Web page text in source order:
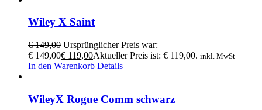
Wiley X Saint
€149,00 Ursprünglicher Preis war:
€ 149,00€ 119,00Aktueller Preis ist: € 119,00. inkl. MwSt
In den Warenkorb Details
WileyX Rogue Comm schwarz